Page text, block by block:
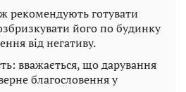
рекомендують готувати
його по будинку
від негативу.
вважається, що дарування
благословення у